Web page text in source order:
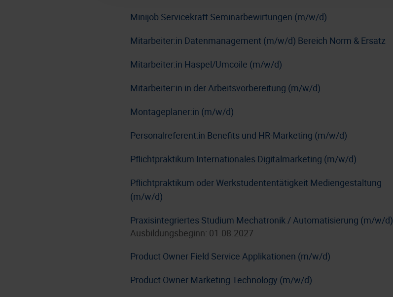
Minijob Servicekraft Seminarbewirtungen (m/w/d)
Mitarbeiter:in Datenmanagement (m/w/d) Bereich Norm & Ersatz
Mitarbeiter:in Haspel/Umcoile (m/w/d)
Mitarbeiter:in in der Arbeitsvorbereitung (m/w/d)
Montageplaner:in (m/w/d)
Personalreferent:in Benefits und HR-Marketing (m/w/d)
Pflichtpraktikum Internationales Digitalmarketing (m/w/d)
Pflichtpraktikum oder Werkstudententätigkeit Mediengestaltung
(m/w/d)
Praxisintegriertes Studium Mechatronik / Automatisierung (m/w/d)
Ausbildungsbeginn: 01.08.2027
Product Owner Field Service Applikationen (m/w/d)
Product Owner Marketing Technology (m/w/d)